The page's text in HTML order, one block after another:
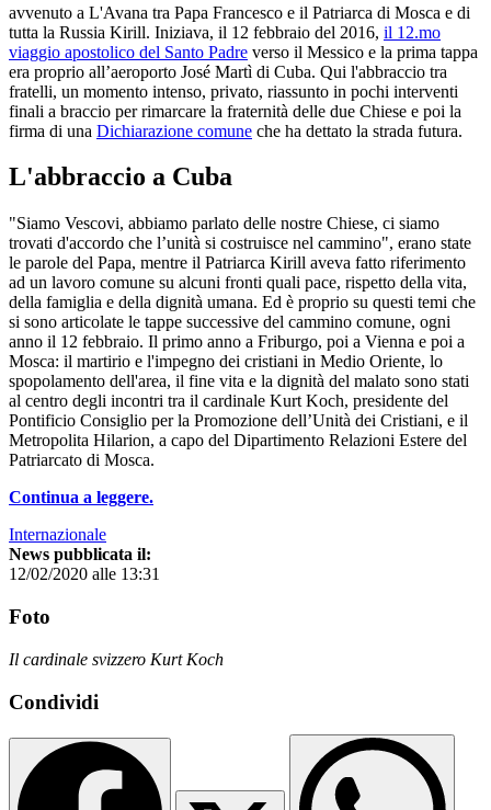
avvenuto a L'Avana tra Papa Francesco e il Patriarca di Mosca e di
tutta la Russia Kirill. Iniziava, il 12 febbraio del 2016, il 12.mo
viaggio apostolico del Santo Padre verso il Messico e la prima tappa
era proprio all’aeroporto José Martì di Cuba. Qui l'abbraccio tra
fratelli, un momento intenso, privato, riassunto in pochi interventi
finali a braccio per rimarcare la fraternità delle due Chiese e poi la
firma di una Dichiarazione comune che ha dettato la strada futura.
L'abbraccio a Cuba
"Siamo Vescovi, abbiamo parlato delle nostre Chiese, ci siamo
trovati d'accordo che l’unità si costruisce nel cammino", erano state
le parole del Papa, mentre il Patriarca Kirill aveva fatto riferimento
ad un lavoro comune su alcuni fronti quali pace, rispetto della vita,
della famiglia e della dignità umana. Ed è proprio su questi temi che
si sono articolate le tappe successive del cammino comune, ogni
anno il 12 febbraio. Il primo anno a Friburgo, poi a Vienna e poi a
Mosca: il martirio e l'impegno dei cristiani in Medio Oriente, lo
spopolamento dell'area, il fine vita e la dignità del malato sono stati
al centro degli incontri tra il cardinale Kurt Koch, presidente del
Pontificio Consiglio per la Promozione dell’Unità dei Cristiani, e il
Metropolita Hilarion, a capo del Dipartimento Relazioni Estere del
Patriarcato di Mosca.
Continua a leggere.
Internazionale
News pubblicata il:
12/02/2020 alle 13:31
Foto
Il cardinale svizzero Kurt Koch
Condividi